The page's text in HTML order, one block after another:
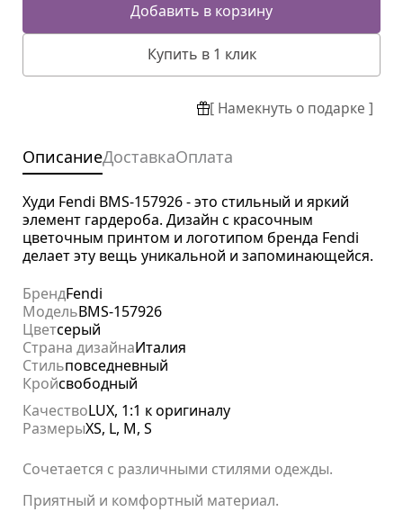
Добавить в корзину
Купить в 1 клик
[ Намекнуть о подарке ]
ОписаниеДоставкаОплата
Худи Fendi BMS-157926 - это стильный и яркий
элемент гардероба. Дизайн с красочным
цветочным принтом и логотипом бренда Fendi
делает эту вещь уникальной и запоминающейся.
БрендFendi
МодельBMS-157926
Цветсерый
Страна дизайнаИталия
Стильповседневный
Кройсвободный
КачествоLUX, 1:1 к оригиналу
РазмерыXS, L, M, S
Сочетается с различными стилями одежды.
Приятный и комфортный материал.